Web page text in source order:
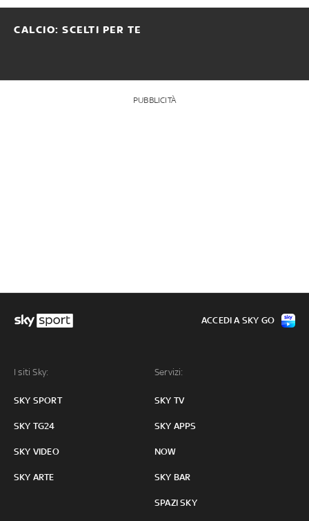
CALCIO: SCELTI PER TE
PUBBLICITÀ
I siti Sky:
SKY SPORT
SKY TG24
SKY VIDEO
SKY ARTE
Servizi:
SKY TV
SKY APPS
NOW
SKY BAR
SPAZI SKY
ACCEDI A SKY GO